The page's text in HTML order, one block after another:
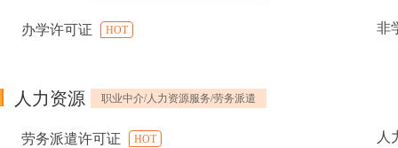
办学许可证 HOT 非
人力资源 职业中介/人力资源服务/劳务派遣
劳务派遣许可证 HOT 人